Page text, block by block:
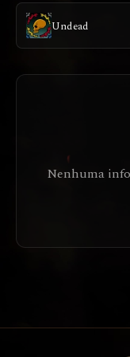
Undead
Nenhuma